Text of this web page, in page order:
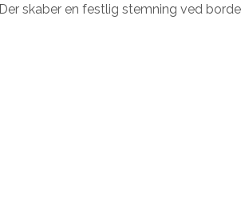
skaber en festlig stemning ved